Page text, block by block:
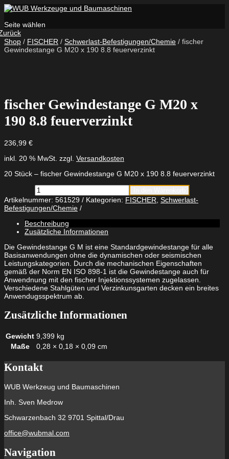
Seite wählen
Shop / FISCHER / Schwerlast-Befestigungen/Chemie / fischer
Gewindestange G M20 x 190 8.8 feuerverzinkt
fischer Gewindestange G M20 x
190 8.8 feuerverzinkt
236,99 €
inkl. 20 % MwSt. zzgl. Versandkosten
20 Stück – fischer Gewindestange G M20 x 190 8.8 feuerverzinkt
fischer
Gewindestange
G
M20
x
190
8.8
feuerverzinkt
Menge
Artikelnummer: 561529 Kategorien: FISCHER Schwerlast-
Befestigungen/Chemie
Beschreibung
Zusätzliche Informationen
Die Gewindestange G M ist eine Standardgewindestange für alle
Basisanwendungen ohne die dynamischen oder seismischen
Leistungskategorien. Durch die mechanischen Eigenschaften
gemäß der Norm EN ISO 898-1 ist die Gewindestange auch für
Anwendnung mit den fischer Injektionssystemen zugelassen.
Verschiedene Stahlgüten und Verzinkunsgarten decken ein breites
Anwendugsspektrum ab.
Zusätzliche Informationen
Gewicht 9,399 kg
Maße
0,28 × 0,18 × 0,09 cm
Kontakt
WUB Werkzeug und Baumaschinen
Inh. Sven Medrow
Schwarzenbach 32 9701 Spittal/Drau
office@wubmal.com
Navigation